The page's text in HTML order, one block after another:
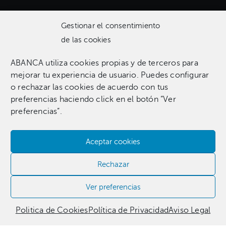
Gestionar el consentimiento
de las cookies
ABANCA utiliza cookies propias y de terceros para
mejorar tu experiencia de usuario. Puedes configurar
o rechazar las cookies de acuerdo con tus
preferencias haciendo click en el botón “Ver
preferencias”.
Aceptar cookies
Rechazar
Ver preferencias
Politica de CookiesPolítica de PrivacidadAviso Legal
Una colección que incluye 1.369 obras entre pinturas,
esculturas, fotografías, grabados, dibujos e instalaciones
pertenecientes a 255 artistas.​
Contacta con nosotros​